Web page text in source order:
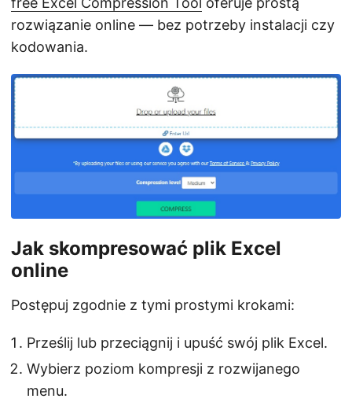
rozwiązanie online — bez potrzeby instalacji czy
kodowania.
Jak skompresować plik Excel
online
Postępuj zgodnie z tymi prostymi krokami:
Prześlij lub przeciągnij i upuść swój plik Excel.
Wybierz poziom kompresji z rozwijanego
menu.